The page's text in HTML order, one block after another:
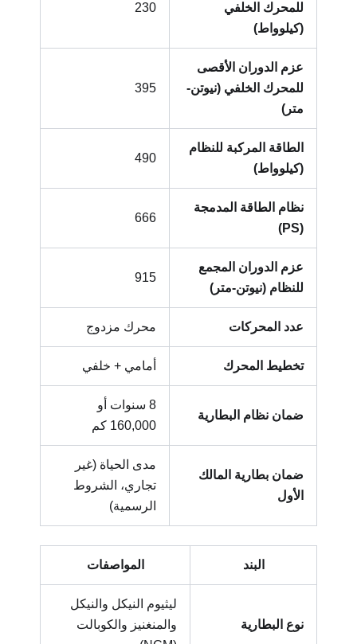
للمحرك الخلفي
(كيلوواط)
عزم الدوران الأقصى
للمحرك الخلفي (نيوتن-
الطاقة المركبة للنظام
(كيلوواط)
نظام الطاقة المدمجة
عزم الدوران المجمع
للنظام (نيوتن-متر)
عدد المحركات محرك مزدوج
تخطيط المحرك أمامي + خلفي
ضمان نظام البطارية
8 سنوات أو
160,000 كم
ضمان بطارية المالك
الأول
مدى الحياة (غير
تجاري، الشروط
الرسمية)
المواصفات
نوع البطارية
ليثيوم النيكل والنيكل
والمنغنيز والكوبالت